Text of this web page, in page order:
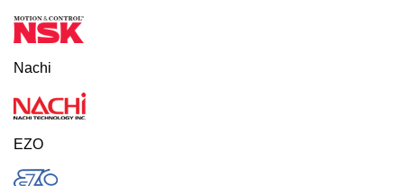
Nachi
EZO